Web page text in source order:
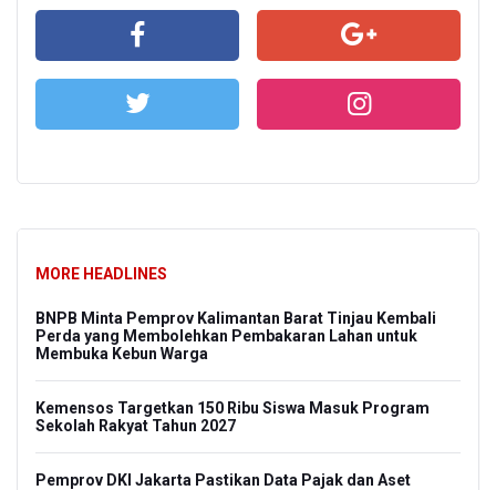
MORE HEADLINES
BNPB Minta Pemprov Kalimantan Barat Tinjau Kembali
Perda yang Membolehkan Pembakaran Lahan untuk
Membuka Kebun Warga
Kemensos Targetkan 150 Ribu Siswa Masuk Program
Sekolah Rakyat Tahun 2027
Pemprov DKI Jakarta Pastikan Data Pajak dan Aset